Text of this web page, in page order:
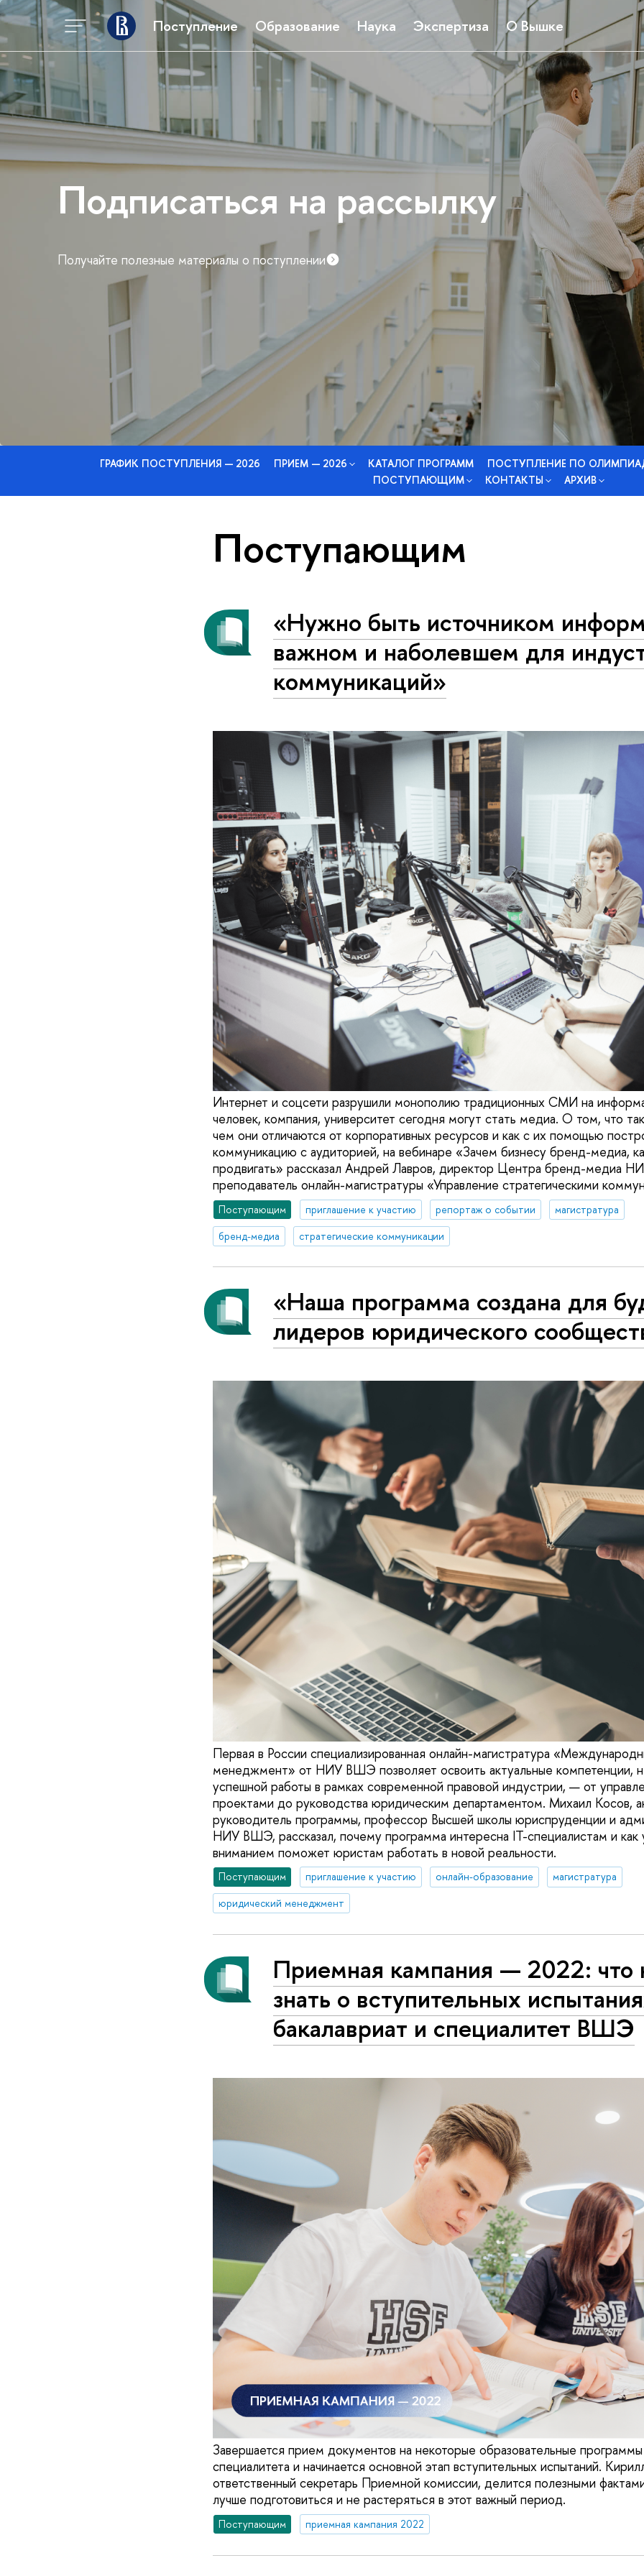
Поступление Образование Наука Экспертиза О Вышке
Мероприятия для
График дней открытых дверей и консультаций факультетов
ГРАФИК ПОСТУПЛЕНИЯ — 2026 ПРИЕМ — 2026 КАТАЛОГ ПРОГРАММ
ПОСТУПЛЕНИЕ ПО
ПОСТУПАЮЩИМ
КОНТАКТЫ АРХИВ
Поступающим
«Нужно быть источником
важном и наболевшем для
коммуникаций»
Интернет и соцсети разрушили монополию традиционных СМИ на
человек, компания, университет сегодня могут стать медиа. О том, что
чем они отличаются от корпоративных ресурсов и как с их помощью
коммуникацию с аудиторией, на вебинаре «Зачем бизнесу бренд-медиа,
продвигать» рассказал Андрей Лавров, директор Центра бренд-медиа
преподаватель онлайн-магистратуры «Управление стратегическими
Поступающим приглашение к участию репортаж о событии
магистратура
бренд-медиа
стратегические коммуникации
«Наша программа создана для
лидеров юридического
Первая в России специализированная онлайн-магистратура
менеджмент» от НИУ ВШЭ позволяет освоить актуальные компетенции,
успешной работы в рамках современной правовой индустрии, — от
проектами до руководства юридическим департаментом. Михаил Косов,
руководитель программы, профессор Высшей школы юриспруденции и
НИУ ВШЭ, рассказал, почему программа интересна IT-специалистам и как
вниманием поможет юристам работать в новой реальности.
Поступающим приглашение к участию онлайн-образование
магистратура
юридический менеджмент
Приемная кампания — 2022: что
знать о вступительных
бакалавриат и специалитет ВШЭ
Завершается прием документов на некоторые образовательные программы
специалитета и начинается основной этап вступительных испытаний.
ответственный секретарь Приемной комиссии, делится полезными
лучше подготовиться и не растеряться в этот важный период.
Поступающим приемная кампания 2022